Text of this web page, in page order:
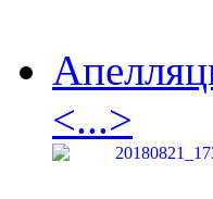
<...>